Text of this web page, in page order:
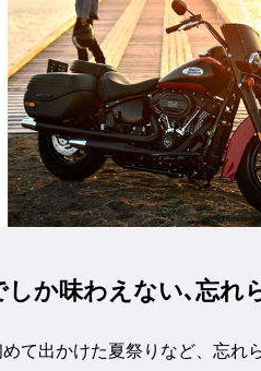
か味わえない､忘れ
て出かけた夏祭りなど、忘